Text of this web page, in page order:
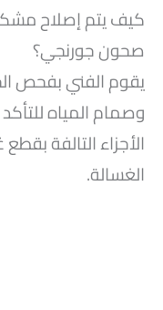
كيف يتم إصلاح
صحون جورنجي؟
يقوم الفني بفحص
وصمام المياه
الأجزاء التالفة
الغسالة.